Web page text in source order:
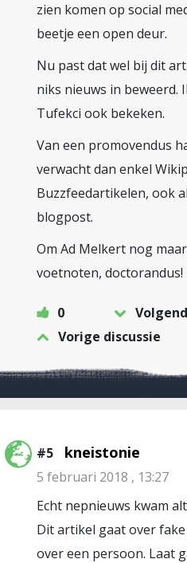
zien komen op social
beetje een open deur.
Nu past dat wel bij dit
niks nieuws in beweerd.
Tufekci ook bekeken.
Van een promovendus
verwacht dan enkel
Buzzfeedartikelen, ook
blogpost.
Om Ad Melkert nog
voetnoten, doctorandus!
0
Vorige discussie
#5 kneistonie
5 februari 2018 , 13:27
Echt nepnieuws kwam
Dit artikel gaat over
over een persoon. Laat